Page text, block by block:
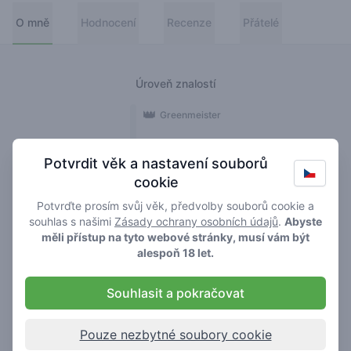
O mně Hodnocení Recenze Přátelé
Úroveň znalostí
🍃 Smoker
🌱 Roller
🥦 Stoner
👑 Greenmeister
Recenze
Hodnocení
Potvrdit věk a nastavení souborů
cookie
Potvrďte prosím svůj věk, předvolby souborů cookie a
souhlas s našimi Zásady ochrany osobních údajů. Abyste
měli přístup na tyto webové stránky, musí vám být
alespoň 18 let.
Souhlasit a pokračovat
Pouze nezbytné soubory cookie